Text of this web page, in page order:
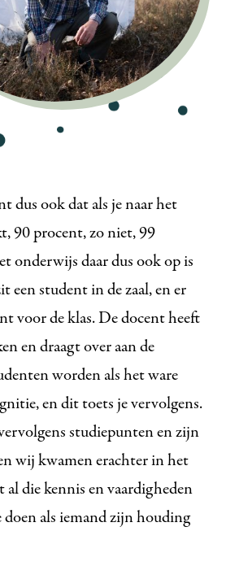
dus ook dat als je naar het
90 procent, zo niet, 99
onderwijs daar dus ook op is
een student in de zaal, en er
voor de klas. De docent heeft
en draagt over aan de
worden als het ware
en dit toets je vervolgens.
studiepunten en zijn
wij kwamen erachter in het
al die kennis en vaardigheden
doen als iemand zijn houding